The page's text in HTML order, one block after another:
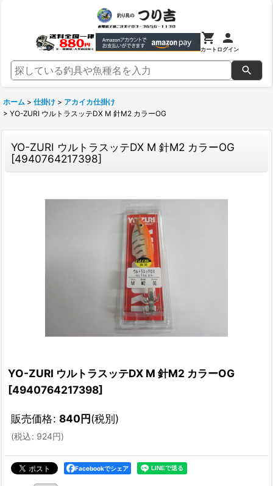
カートログイン
ホーム > 仕掛け > アカイカ仕掛け
> YO-ZURI ウルトラスッテDX M 針M2 カラーOG
YO-ZURI ウルトラスッテDX M 針M2 カラーOG
[4940764217398]
YO-ZURI ウルトラスッテDX M 針M2 カラーOG
[4940764217398]
販売価格: 840円(税別)
(税込: 924円)
Facebookでシェア